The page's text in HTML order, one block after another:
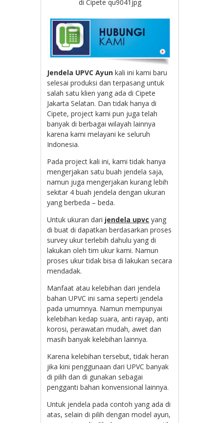
di Cipete qu9041jpg
Jendela UPVC Ayun kali ini kami baru
selesai produksi dan terpasang untuk
salah satu klien yang ada di Cipete
Jakarta Selatan. Dan tidak hanya di
Cipete, project kami pun juga telah
banyak di berbagai wilayah lainnya
karena kami melayani ke seluruh
Indonesia.
Pada project kali ini, kami tidak hanya
mengerjakan satu buah jendela saja,
namun juga mengerjakan kurang lebih
sekitar 4 buah jendela dengan ukuran
yang berbeda – beda.
Untuk ukuran dari jendela upvc yang
di buat di dapatkan berdasarkan proses
survey ukur terlebih dahulu yang di
lakukan oleh tim ukur kami. Namun
proses ukur tidak bisa di lakukan secara
mendadak.
Manfaat atau kelebihan dari jendela
bahan UPVC ini sama seperti jendela
pada umumnya. Namun mempunyai
kelebihan kedap suara, anti rayap, anti
korosi, perawatan mudah, awet dan
masih banyak kelebihan lainnya.
Karena kelebihan tersebut, tidak heran
jika kini penggunaan dari UPVC banyak
di pilih dan di gunakan sebagai
pengganti bahan konvensional lainnya.
Untuk jendela pada contoh yang ada di
atas, selain di pilih dengan model ayun,